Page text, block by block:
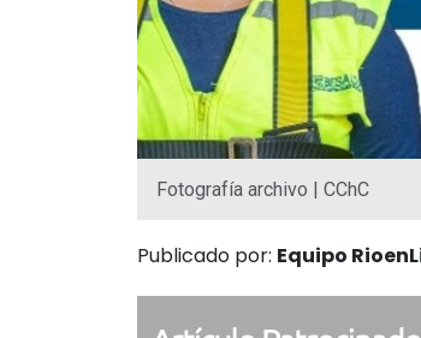
Fotografía archivo | CChC
Publicado por: Equipo